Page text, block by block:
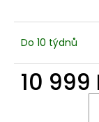
Do 10 týdnů
10 999
p
o
r
u